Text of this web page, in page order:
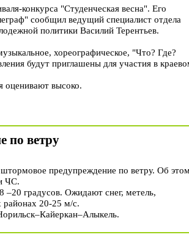
конкурса "Студенческая весна". Его
сообщил ведущий специалист отдела
политики Василий Терентьев.
хореографическое, "Что? Где?
будут приглашены для участия в
оценивают высоко.
по ветру
предупреждение по ветру. Об этом
ЧС.
–20 градусов. Ожидают снег, метель,
20-25 м/с.